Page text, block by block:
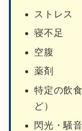
ストレス
寝不足
空腹
薬剤
特定の飲
ど）
閃光・騒